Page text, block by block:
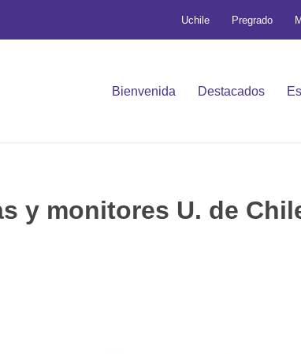
Uchile Pregrado
Bienvenida Destacados
y monitores U. de